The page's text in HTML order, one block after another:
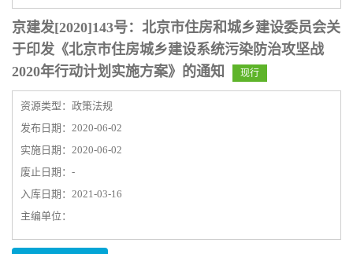
京建发[2020]143号：北京市住房和城乡建设委员会关
于印发《北京市住房城乡建设系统污染防治攻坚战
2020年行动计划实施方案》的通知
现行
资源类型：政策法规
发布日期：2020-06-02
实施日期：2020-06-02
废止日期：-
入库日期：2021-03-16
主编单位：